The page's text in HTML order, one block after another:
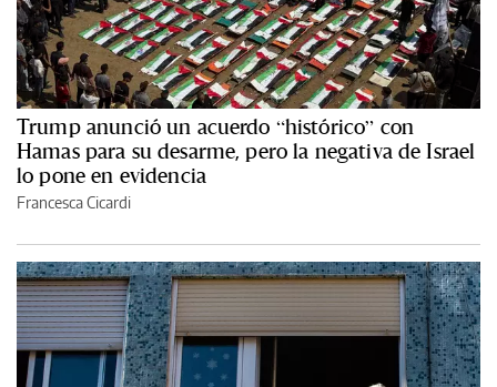
Trump anunció un acuerdo “histórico” con
Hamas para su desarme, pero la negativa de Israel
lo pone en evidencia
Francesca Cicardi